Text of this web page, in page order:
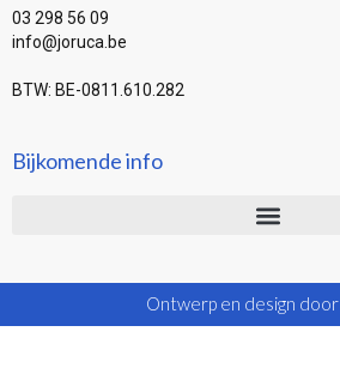
03 298 56 09
info@joruca.be
BTW: BE-0811.610.282
Bijkomende info
Ontwerp en design door